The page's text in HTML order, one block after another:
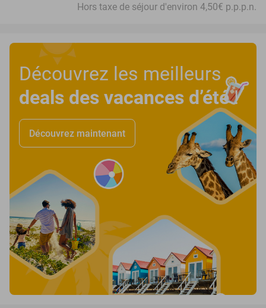
Hors taxe de séjour d'environ 4,50€ p.p.p.n.
Découvrez les meilleurs
deals des vacances d’été!
Découvrez maintenant